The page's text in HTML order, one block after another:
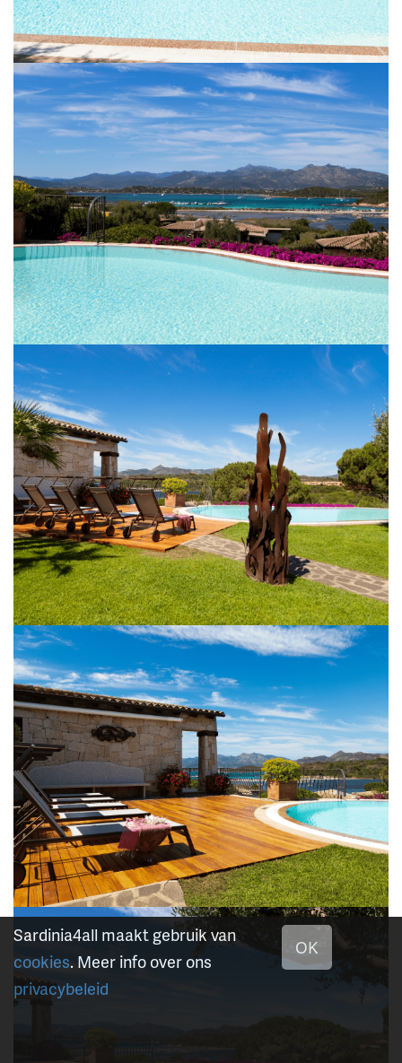
Sardinia4all maakt gebruik van
cookies. Meer info over ons
privacybeleid
OK